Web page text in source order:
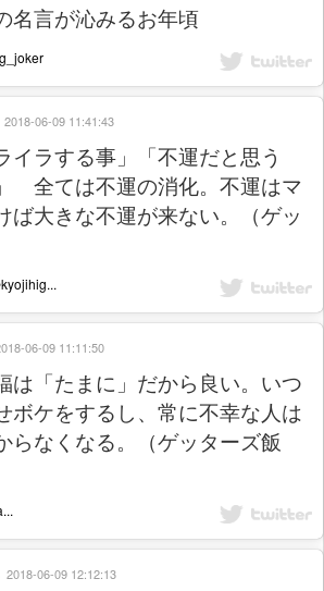
名言が沁みるお年頃
イラする事」「不運だと思う
全ては不運の消化。不運はマ
ば大きな不運が来ない。（ゲッ
2018-06-09 11:41:43
は「たまに」だから良い。いつ
ボケをするし、常に不幸な人は
らなくなる。（ゲッターズ飯
06-09 11:11:50
2018-06-09 12:12:13